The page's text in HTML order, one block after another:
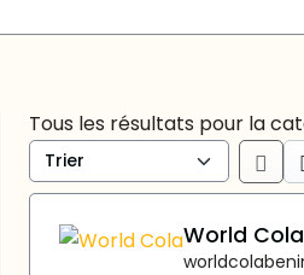
Tous les résultats pour la
World Cola